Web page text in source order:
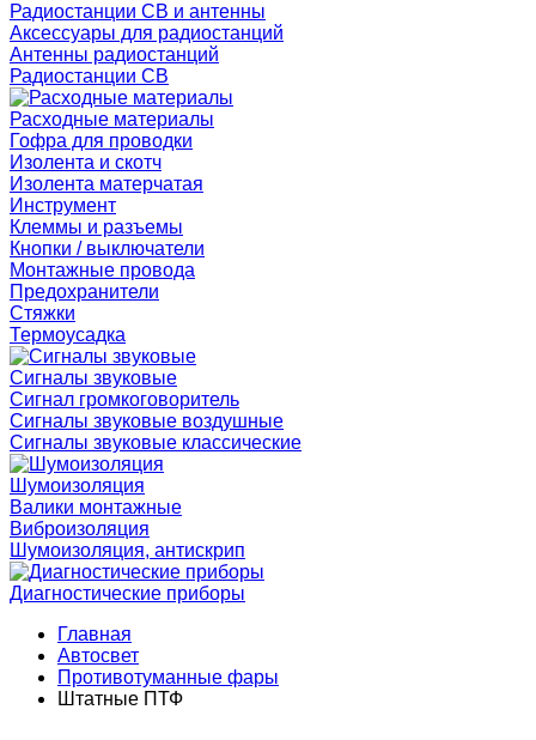
Радиостанции CB и антенны
Аксессуары для радиостанций
Антенны радиостанций
Радиостанции CB
Расходные материалы
Гофра для проводки
Изолента и скотч
Изолента матерчатая
Инструмент
Клеммы и разъемы
Кнопки / выключатели
Монтажные провода
Предохранители
Стяжки
Термоусадка
Сигналы звуковые
Сигнал громкоговоритель
Сигналы звуковые воздушные
Сигналы звуковые классические
Шумоизоляция
Валики монтажные
Виброизоляция
Шумоизоляция, антискрип
Диагностические приборы
Главная
Автосвет
Противотуманные фары
Штатные ПТФ